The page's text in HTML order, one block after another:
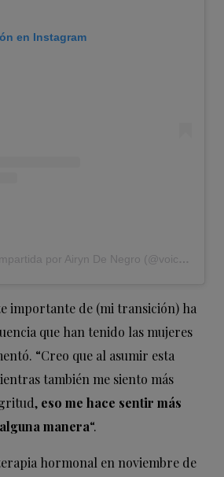
en Instagram
Una publicación compartida por Airyn De Negro (@voiceofairyn)
importante de (mi transición) ha
que han tenido las mujeres
“Creo que al asumir esta
también me siento más
eso me hace sentir más
manera“.
hormonal en noviembre de